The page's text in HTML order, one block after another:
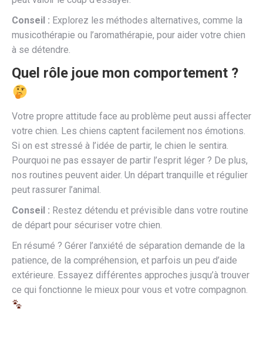
Conseil : Explorez les méthodes alternatives, comme la
musicothérapie ou l’aromathérapie, pour aider votre chien
à se détendre.
Quel rôle joue mon comportement ?
Votre propre attitude face au problème peut aussi affecter
votre chien. Les chiens captent facilement nos émotions.
Si on est stressé à l’idée de partir, le chien le sentira.
Pourquoi ne pas essayer de partir l’esprit léger ? De plus,
nos routines peuvent aider. Un départ tranquille et régulier
peut rassurer l’animal.
Conseil : Restez détendu et prévisible dans votre routine
de départ pour sécuriser votre chien.
En résumé ? Gérer l’anxiété de séparation demande de la
patience, de la compréhension, et parfois un peu d’aide
extérieure. Essayez différentes approches jusqu’à trouver
ce qui fonctionne le mieux pour vous et votre compagnon.